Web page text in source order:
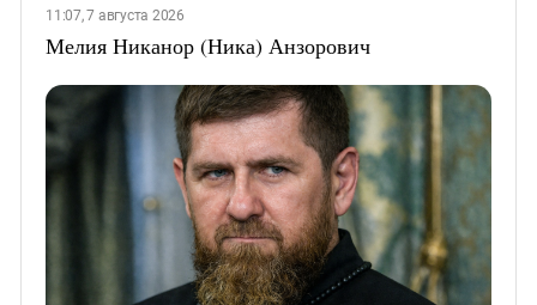
11:07, 7 августа 2026
Мелия Никанор (Ника) Анзорович